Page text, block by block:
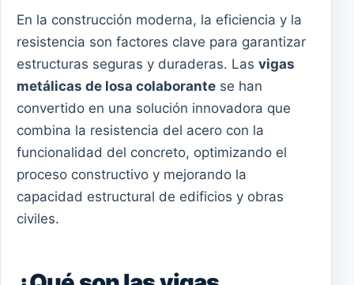
En la construcción moderna, la eficiencia y la
resistencia son factores clave para garantizar
estructuras seguras y duraderas. Las vigas
metálicas de losa colaborante se han
convertido en una solución innovadora que
combina la resistencia del acero con la
funcionalidad del concreto, optimizando el
proceso constructivo y mejorando la
capacidad estructural de edificios y obras
civiles.